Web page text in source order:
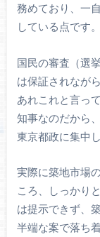
務めており、一
している点です。
国民の審査（選
は保証されながら
あれこれと言っ
知事なのだから、
東京都政に集中
実際に築地市場
ころ、しっかり
は提示できず、
半端な案で落ち